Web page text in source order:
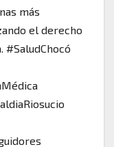
más
el derecho
#SaludChocó